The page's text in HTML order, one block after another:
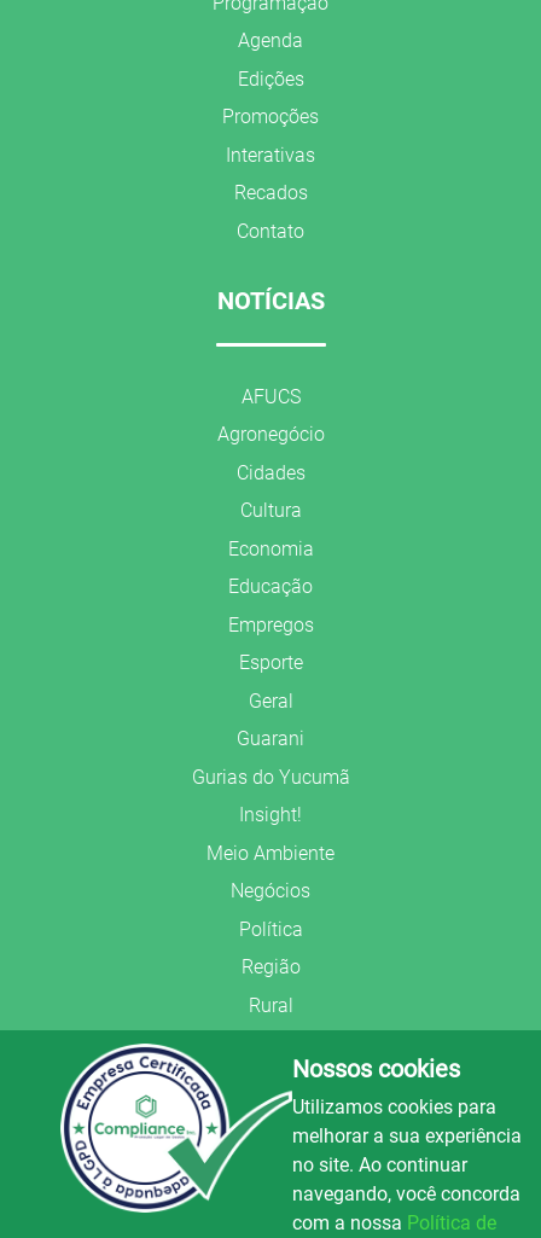
Agenda
Edições
Promoções
Interativas
Recados
Contato
NOTÍCIAS
AFUCS
Agronegócio
Cidades
Cultura
Economia
Educação
Empregos
Esporte
Geral
Guarani
Gurias do Yucumã
Insight!
Meio Ambiente
Negócios
Política
Região
Rural
Segurança Pública
União Frederiquense
Nossos cookies
Utilizamos cookies para
melhorar a sua experiência
no site. Ao continuar
navegando, você concorda
com a nossa Política de